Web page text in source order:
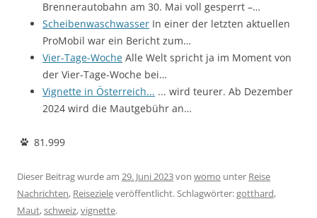
Brennerautobahn am 30. Mai voll gesperrt –…
Scheibenwaschwasser In einer der letzten aktuellen
ProMobil war ein Bericht zum…
Vier-Tage-Woche Alle Welt spricht ja im Moment von
der Vier-Tage-Woche bei…
Vignette in Österreich... ... wird teurer. Ab Dezember
2024 wird die Mautgebühr an…
81.999
Dieser Beitrag wurde am 29. Juni 2023von womo unter Reise
Nachrichten, Reisezieleveröffentlicht. Schlagwörter:gotthard,
Maut,schweiz,vignette.